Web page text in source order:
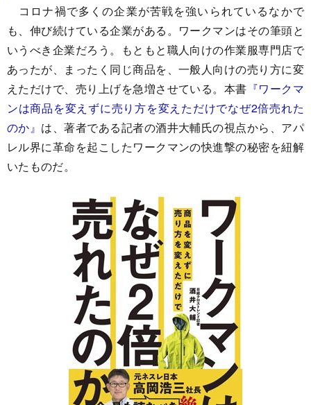
コロナ禍で多くの企業が苦戦を強いられているなかで
も、伸び続けている企業がある。ワークマンはその筆頭と
いうべき企業だろう。もともと職人向けの作業服専門店で
あったが、まったく同じ商品を、一般人向けの売り方に変
えただけで、売り上げを急増させている。本書 『ワークマ
ンは商品を変えずに売り方を変えただけでなぜ2倍売れた
のか』 は、著者である記者の酒井大輔氏の視点から、アパ
レル界に革命を起こしたワークマンの快進撃の秘密を紐解
いたものだ。